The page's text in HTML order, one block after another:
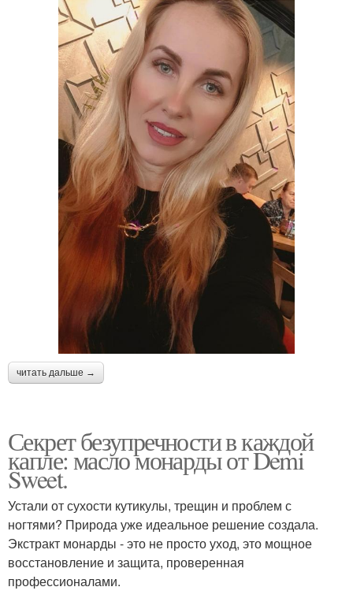
читать дальше →
Секрет безупречности в каждой
капле: масло монарды от Demi
Sweet.
Устали от сухости кутикулы, трещин и проблем с
ногтями? Природа уже идеальное решение создала.
Экстракт монарды - это не просто уход, это мощное
восстановление и защита, проверенная
профессионалами.